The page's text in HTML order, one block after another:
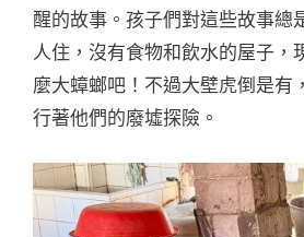
醒的故事。孩子們對這些故事總
人住，沒有食物和飲水的屋子，
麼大蟑螂吧！不過大壁虎倒是有
行著他們的廢墟探險。